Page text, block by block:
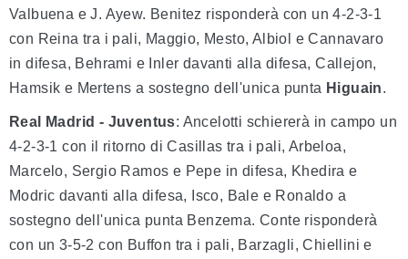
Valbuena e J. Ayew. Benitez risponderà con un 4-2-3-1
con Reina tra i pali, Maggio, Mesto, Albiol e Cannavaro
in difesa, Behrami e Inler davanti alla difesa, Callejon,
Hamsik e Mertens a sostegno dell'unica punta Higuain.
Real Madrid - Juventus: Ancelotti schiererà in campo un
4-2-3-1 con il ritorno di Casillas tra i pali, Arbeloa,
Marcelo, Sergio Ramos e Pepe in difesa, Khedira e
Modric davanti alla difesa, Isco, Bale e Ronaldo a
sostegno dell'unica punta Benzema. Conte risponderà
con un 3-5-2 con Buffon tra i pali, Barzagli, Chiellini e